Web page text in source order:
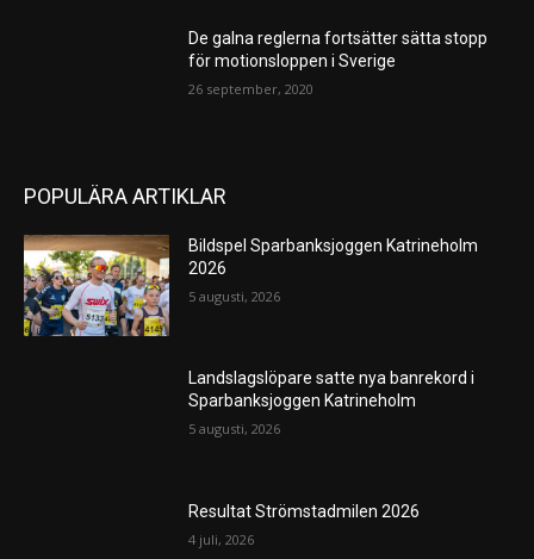
De galna reglerna fortsätter sätta stopp
för motionsloppen i Sverige
26 september, 2020
POPULÄRA ARTIKLAR
Bildspel Sparbanksjoggen Katrineholm
2026
5 augusti, 2026
Landslagslöpare satte nya banrekord i
Sparbanksjoggen Katrineholm
5 augusti, 2026
Resultat Strömstadmilen 2026
4 juli, 2026